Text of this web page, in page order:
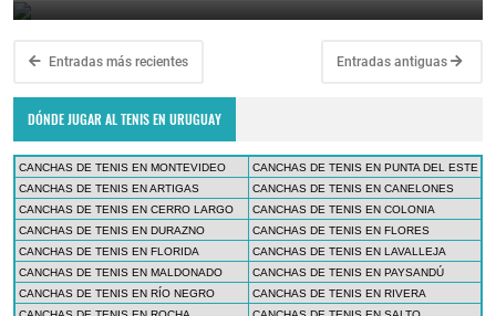
Entradas más recientes Entradas antiguas
DÓNDE JUGAR AL TENIS EN URUGUAY
CANCHAS DE TENIS EN MONTEVIDEO
CANCHAS DE TENIS EN PUNTA DEL ESTE
CANCHAS DE TENIS EN ARTIGAS
CANCHAS DE TENIS EN CANELONES
CANCHAS DE TENIS EN CERRO LARGO
CANCHAS DE TENIS EN COLONIA
CANCHAS DE TENIS EN DURAZNO
CANCHAS DE TENIS EN FLORES
CANCHAS DE TENIS EN FLORIDA
CANCHAS DE TENIS EN LAVALLEJA
CANCHAS DE TENIS EN MALDONADO
CANCHAS DE TENIS EN PAYSANDÚ
CANCHAS DE TENIS EN RÍO NEGRO
CANCHAS DE TENIS EN RIVERA